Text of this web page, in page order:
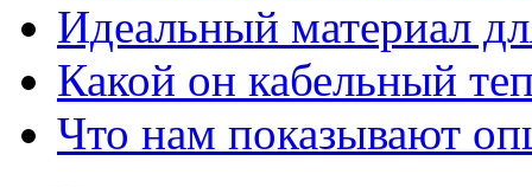
Идеальный материал
Какой он кабельный
Что нам показывают